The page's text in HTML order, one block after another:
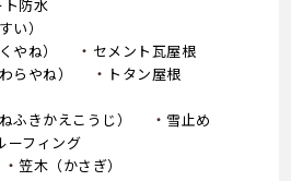
ト防水
い）
やね）
セメント瓦屋根
らやね）
トタン屋根
ふきかえこうじ）
雪止め
ーフィング
笠木（かさぎ）